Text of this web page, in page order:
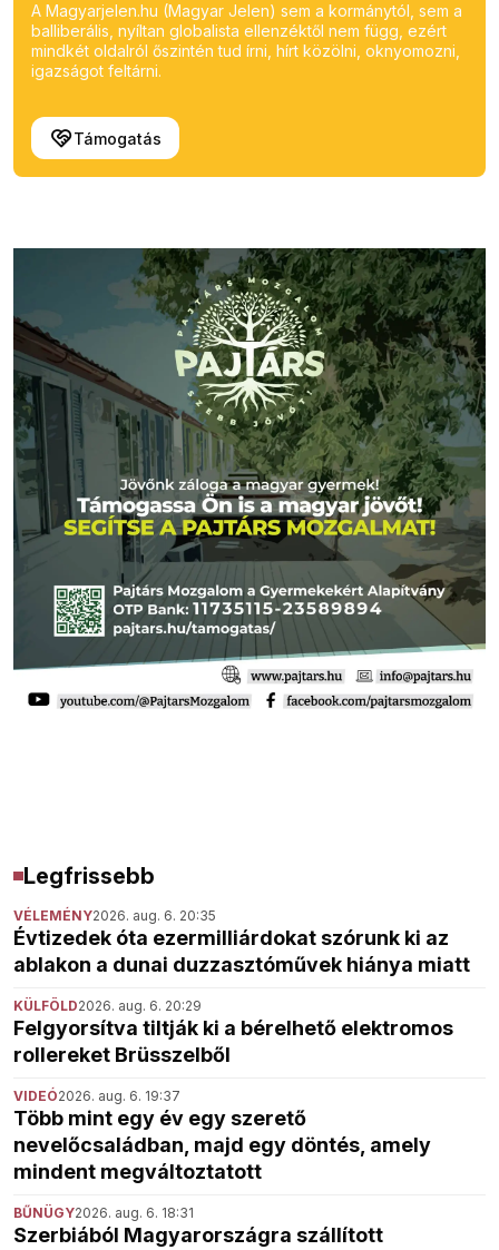
A Magyarjelen.hu (Magyar Jelen) sem a kormánytól, sem a
balliberális, nyíltan globalista ellenzéktől nem függ, ezért
mindkét oldalról őszintén tud írni, hírt közölni, oknyomozni,
igazságot feltárni.
Támogatás
Legfrissebb
VÉLEMÉNY2026. aug. 6. 20:35
Évtizedek óta ezermilliárdokat szórunk ki az
ablakon a dunai duzzasztóművek hiánya miatt
KÜLFÖLD2026. aug. 6. 20:29
Felgyorsítva tiltják ki a bérelhető elektromos
rollereket Brüsszelből
VIDEÓ2026. aug. 6. 19:37
Több mint egy év egy szerető
nevelőcsaládban, majd egy döntés, amely
mindent megváltoztatott
BŰNÜGY2026. aug. 6. 18:31
Szerbiából Magyarországra szállított